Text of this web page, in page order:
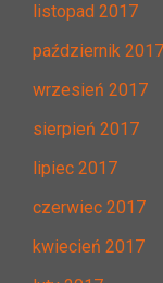
listopad 2017
październik 2017
wrzesień 2017
sierpień 2017
lipiec 2017
czerwiec 2017
kwiecień 2017